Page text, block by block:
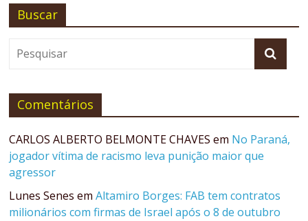
Buscar
Comentários
CARLOS ALBERTO BELMONTE CHAVES em No Paraná,
jogador vítima de racismo leva punição maior que
agressor
Lunes Senes emAltamiro Borges: FAB tem contratos
milionários com firmas de Israel após o 8 de outubro